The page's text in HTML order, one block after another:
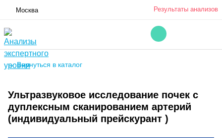
Москва Результаты анализов
← Вернуться в каталог
Ультразвуковое исследование почек с
дуплексным сканированием артерий
(индивидуальный прейскурант )